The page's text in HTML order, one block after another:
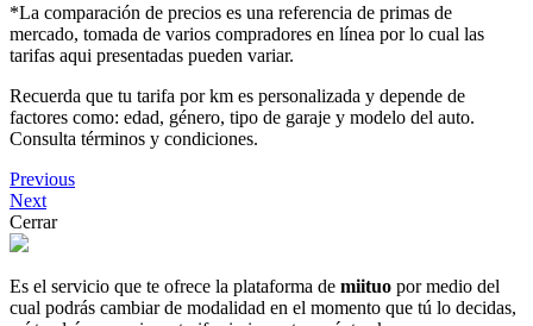
*La comparación de precios es una referencia de primas de
mercado, tomada de varios compradores en línea por lo cual las
tarifas aqui presentadas pueden variar.
Recuerda que tu tarifa por km es personalizada y depende de
factores como: edad, género, tipo de garaje y modelo del auto.
Consulta términos y condiciones.
Previous
Next
Cerrar
Es el servicio que te ofrece la plataforma de miituo por medio del
cual podrás cambiar de modalidad en el momento que tú lo decidas,